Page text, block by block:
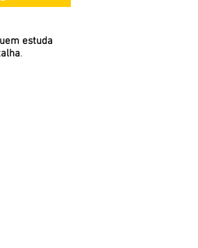
estuda
.